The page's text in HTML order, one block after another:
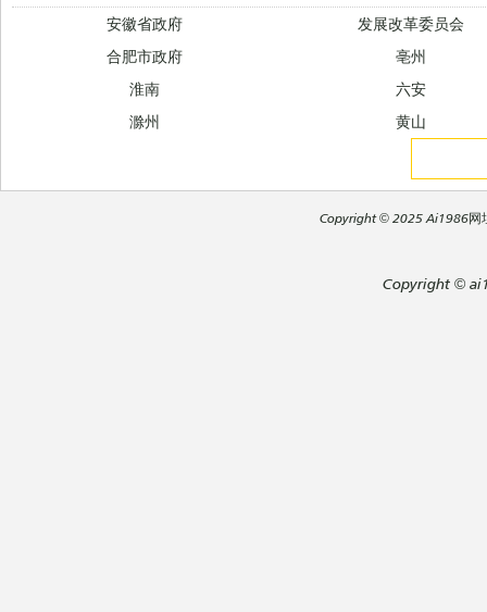
安徽省政府
发展改革委员会
合肥市政府
亳州
淮南
六安
滁州
黄山
Copyright© 2025Ai1986网
Copyright ©